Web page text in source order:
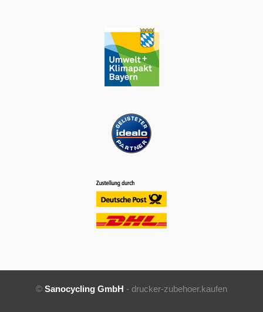
© Sanocycling GmbH - drucker-zubehoer.kaufen